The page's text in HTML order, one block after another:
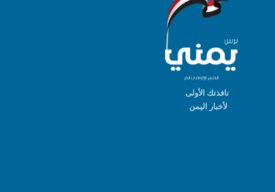
نافذتك الأولى
لأخبار اليمن